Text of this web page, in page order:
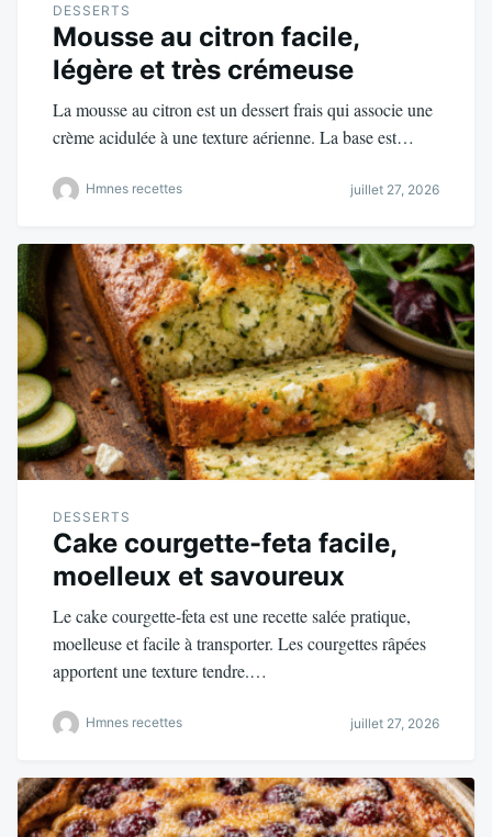
DESSERTS
Mousse au citron facile,
légère et très crémeuse
La mousse au citron est un dessert frais qui associe une
crème acidulée à une texture aérienne. La base est…
Hmnes recettes juillet 27, 2026
DESSERTS
Cake courgette-feta facile,
moelleux et savoureux
Le cake courgette-feta est une recette salée pratique,
moelleuse et facile à transporter. Les courgettes râpées
apportent une texture tendre.…
Hmnes recettes juillet 27, 2026